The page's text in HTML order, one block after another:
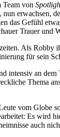
Team von
erwachsen,
das Gefühl
Trauer und
Als Robby
für sein
intensiv an dem
Thema
vom Globe
Es wird
auch